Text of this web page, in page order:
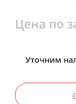
Цена по
Уточним